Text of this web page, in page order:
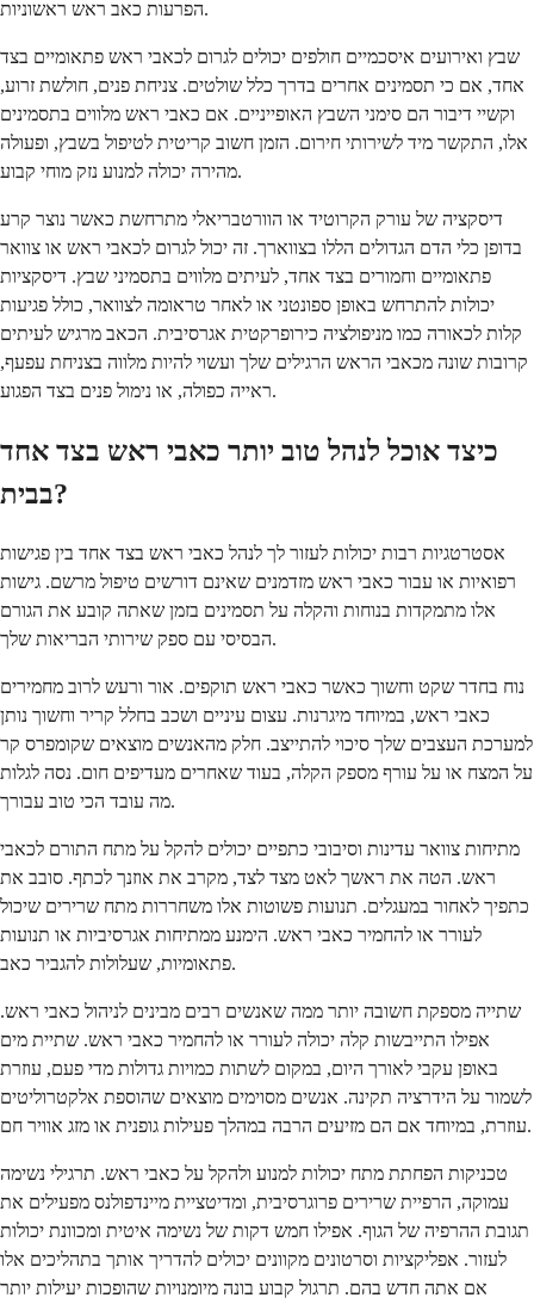
הפרעות כאב ראש ראשוניות.
שבץ ואירועים איסכמיים חולפים יכולים לגרום לכאבי ראש פתאומיים בצד
אחד, אם כי תסמינים אחרים בדרך כלל שולטים. צניחת פנים, חולשת זרוע,
וקשיי דיבור הם סימני השבץ האופייניים. אם כאבי ראש מלווים בתסמינים
אלו, התקשר מיד לשירותי חירום. הזמן חשוב קריטית לטיפול בשבץ, ופעולה
מהירה יכולה למנוע נזק מוחי קבוע.
דיסקציה של עורק הקרוטיד או הוורטבריאלי מתרחשת כאשר נוצר קרע
בדופן כלי הדם הגדולים הללו בצווארך. זה יכול לגרום לכאבי ראש או צוואר
פתאומיים וחמורים בצד אחד, לעיתים מלווים בתסמיני שבץ. דיסקציות
יכולות להתרחש באופן ספונטני או לאחר טראומה לצוואר, כולל פגיעות
קלות לכאורה כמו מניפולציה כירופרקטית אגרסיבית. הכאב מרגיש לעיתים
קרובות שונה מכאבי הראש הרגילים שלך ועשוי להיות מלווה בצניחת עפעף,
ראייה כפולה, או נימול פנים בצד הפגוע.
כיצד אוכל לנהל טוב יותר כאבי ראש בצד אחד
בבית?
אסטרטגיות רבות יכולות לעזור לך לנהל כאבי ראש בצד אחד בין פגישות
רפואיות או עבור כאבי ראש מזדמנים שאינם דורשים טיפול מרשם. גישות
אלו מתמקדות בנוחות והקלה על תסמינים בזמן שאתה קובע את הגורם
הבסיסי עם ספק שירותי הבריאות שלך.
נוח בחדר שקט וחשוך כאשר כאבי ראש תוקפים. אור ורעש לרוב מחמירים
כאבי ראש, במיוחד מיגרנות. עצום עיניים ושכב בחלל קריר וחשוך נותן
למערכת העצבים שלך סיכוי להתייצב. חלק מהאנשים מוצאים שקומפרס קר
על המצח או על עורף מספק הקלה, בעוד שאחרים מעדיפים חום. נסה לגלות
מה עובד הכי טוב עבורך.
מתיחות צוואר עדינות וסיבובי כתפיים יכולים להקל על מתח התורם לכאבי
ראש. הטה את ראשך לאט מצד לצד, מקרב את אוזנך לכתף. סובב את
כתפיך לאחור במעגלים. תנועות פשוטות אלו משחררות מתח שרירים שיכול
לעורר או להחמיר כאבי ראש. הימנע ממתיחות אגרסיביות או תנועות
פתאומיות, שעלולות להגביר כאב.
שתייה מספקת חשובה יותר ממה שאנשים רבים מבינים לניהול כאבי ראש.
אפילו התייבשות קלה יכולה לעורר או להחמיר כאבי ראש. שתיית מים
באופן עקבי לאורך היום, במקום לשתות כמויות גדולות מדי פעם, עוזרת
לשמור על הידרציה תקינה. אנשים מסוימים מוצאים שהוספת אלקטרוליטים
עוזרת, במיוחד אם הם מזיעים הרבה במהלך פעילות גופנית או מזג אוויר חם.
טכניקות הפחתת מתח יכולות למנוע ולהקל על כאבי ראש. תרגילי נשימה
עמוקה, הרפיית שרירים פרוגרסיבית, ומדיטציית מיינדפולנס מפעילים את
תגובת ההרפיה של הגוף. אפילו חמש דקות של נשימה איטית ומכוונת יכולות
לעזור. אפליקציות וסרטונים מקוונים יכולים להדריך אותך בתהליכים אלו
אם אתה חדש בהם. תרגול קבוע בונה מיומנויות שהופכות יעילות יותר